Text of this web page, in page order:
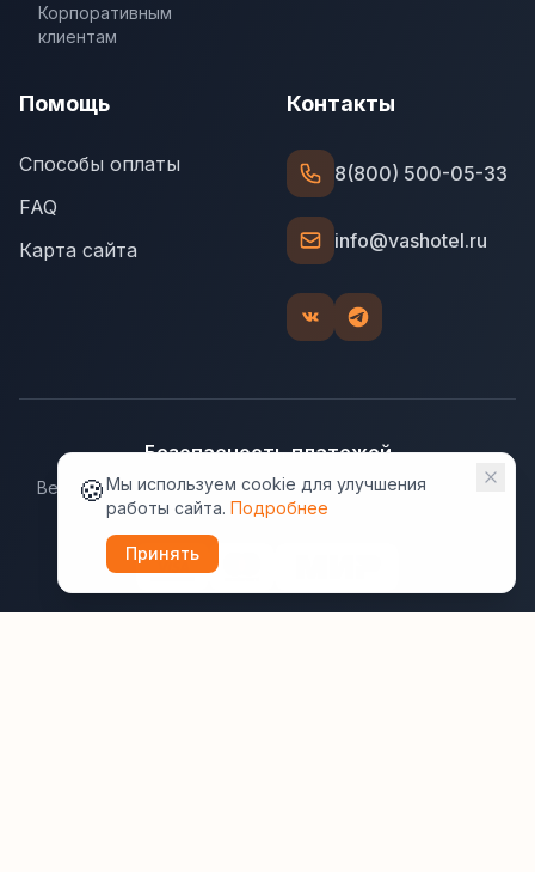
Корпоративным
клиентам
Помощь
Способы оплаты
FAQ
Карта сайта
Контакты
8(800) 500-05-33
info@vashotel.ru
Безопасность платежей
Ведущие платёжные системы гарантируют надёжную
защиту данных.
🍪Мы используем cookie для улучшения
работы сайта. Подробнее
Принять